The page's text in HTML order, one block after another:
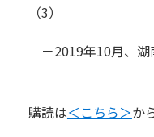
（3）
－2019年10月、湖
購読は＜こちら＞か